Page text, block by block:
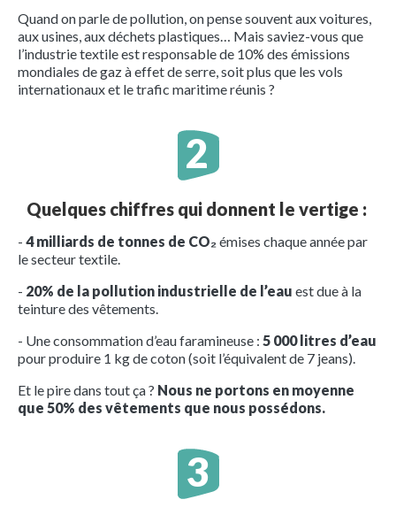
Quand on parle de pollution, on pense souvent aux voitures,
aux usines, aux déchets plastiques… Mais saviez-vous que
l’industrie textile est responsable de 10% des émissions
mondiales de gaz à effet de serre, soit plus que les vols
internationaux et le trafic maritime réunis ?
Quelques chiffres qui donnent le vertige :
- 4 milliards de tonnes de CO₂ émises chaque année par
le secteur textile.
- 20% de la pollution industrielle de l’eau est due à la
teinture des vêtements.
- Une consommation d’eau faramineuse : 5 000 litres d’eau
pour produire 1 kg de coton (soit l’équivalent de 7 jeans).
Et le pire dans tout ça ? Nous ne portons en moyenne
que 50% des vêtements que nous possédons.